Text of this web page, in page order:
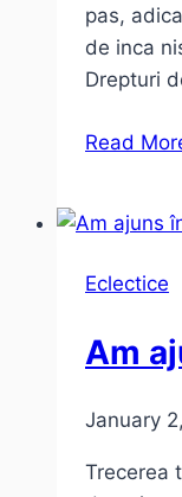
pas,
de inca
Drepturi
Read
Eclectice
Am
January
Trecerea